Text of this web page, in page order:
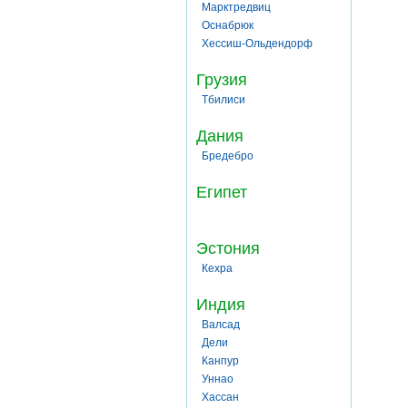
Марктредвиц
Оснабрюк
Хессиш-Ольдендорф
Грузия
Тбилиси
Дания
Бредебро
Египет
Эстония
Кехра
Индия
Валсад
Дели
Канпур
Уннао
Хассан